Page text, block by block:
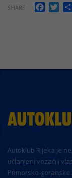
SHARE
Autoklub Rijeka je
učlanjeni vozači i
Primorsko-